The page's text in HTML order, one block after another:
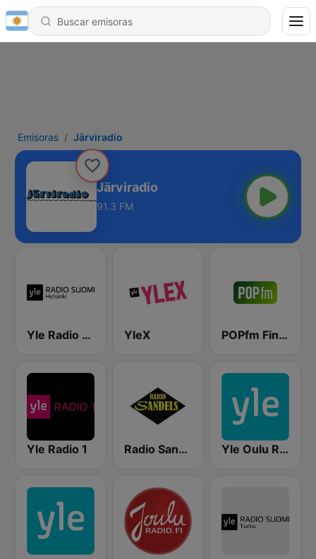
Emisoras Järviradio
Järviradio
91.3 FM
Yle Radio Suomi Helsinki YleX POPfm Finland
Yle Radio 1 Radio Sandels Yle Oulu Radio